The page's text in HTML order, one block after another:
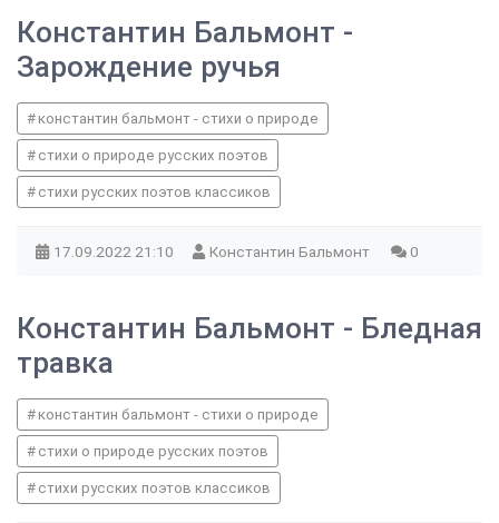
Константин Бальмонт -
Зарождение ручья
константин бальмонт - стихи о природе
стихи о природе русских поэтов
стихи русских поэтов классиков
17.09.2022 21:10 Константин Бальмонт 0
Константин Бальмонт - Бледная
травка
константин бальмонт - стихи о природе
стихи о природе русских поэтов
стихи русских поэтов классиков